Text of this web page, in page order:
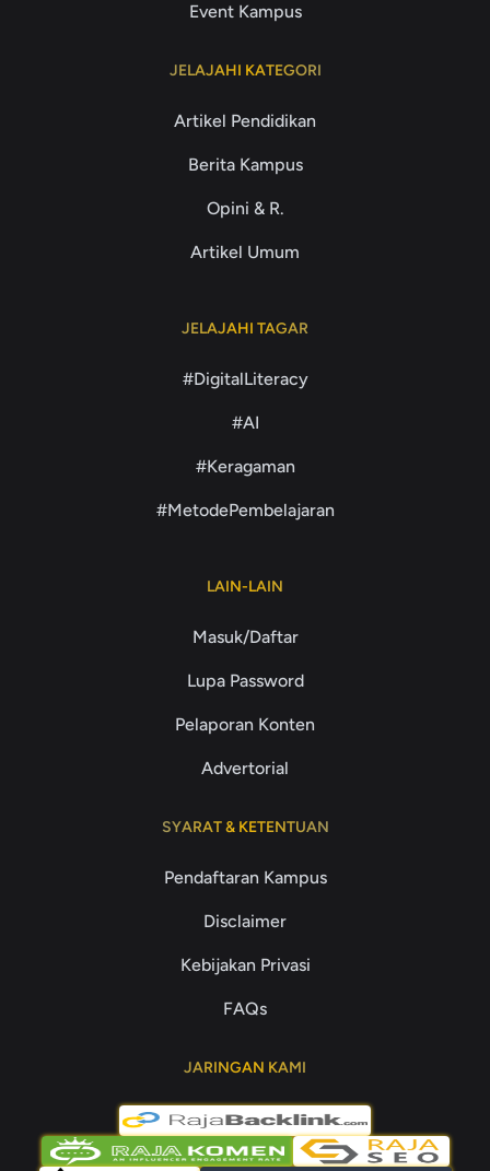
Event Kampus
JELAJAHI KATEGORI
Artikel Pendidikan
Berita Kampus
Opini & R.
Artikel Umum
JELAJAHI TAGAR
#DigitalLiteracy
#AI
#Keragaman
#MetodePembelajaran
LAIN-LAIN
Masuk/Daftar
Lupa Password
Pelaporan Konten
Advertorial
SYARAT & KETENTUAN
Pendaftaran Kampus
Disclaimer
Kebijakan Privasi
FAQs
JARINGAN KAMI